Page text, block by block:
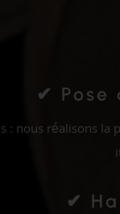
✔ Pose
réalisons la
✔